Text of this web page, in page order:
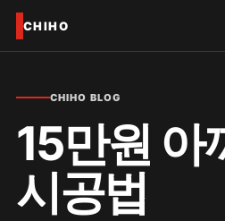
CHIHO
CHIHO BLOG
15만원 아
시공법